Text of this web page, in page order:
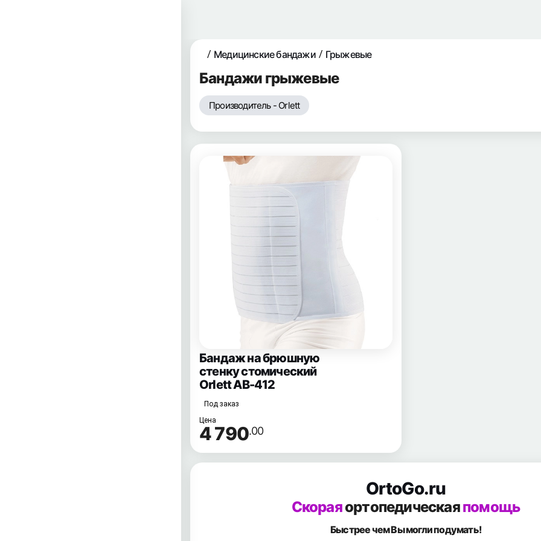
Медицинские бандажи Грыжевые
Бандажи грыжевые
Производитель - Orlett
Бандаж на брюшную
стенку стомический
Orlett AB-412
Под заказ
Цена
4 790.00
OrtoGo.ru
Скораяортопедическаяпомощь
Быстрее чем Вымогли подумать!